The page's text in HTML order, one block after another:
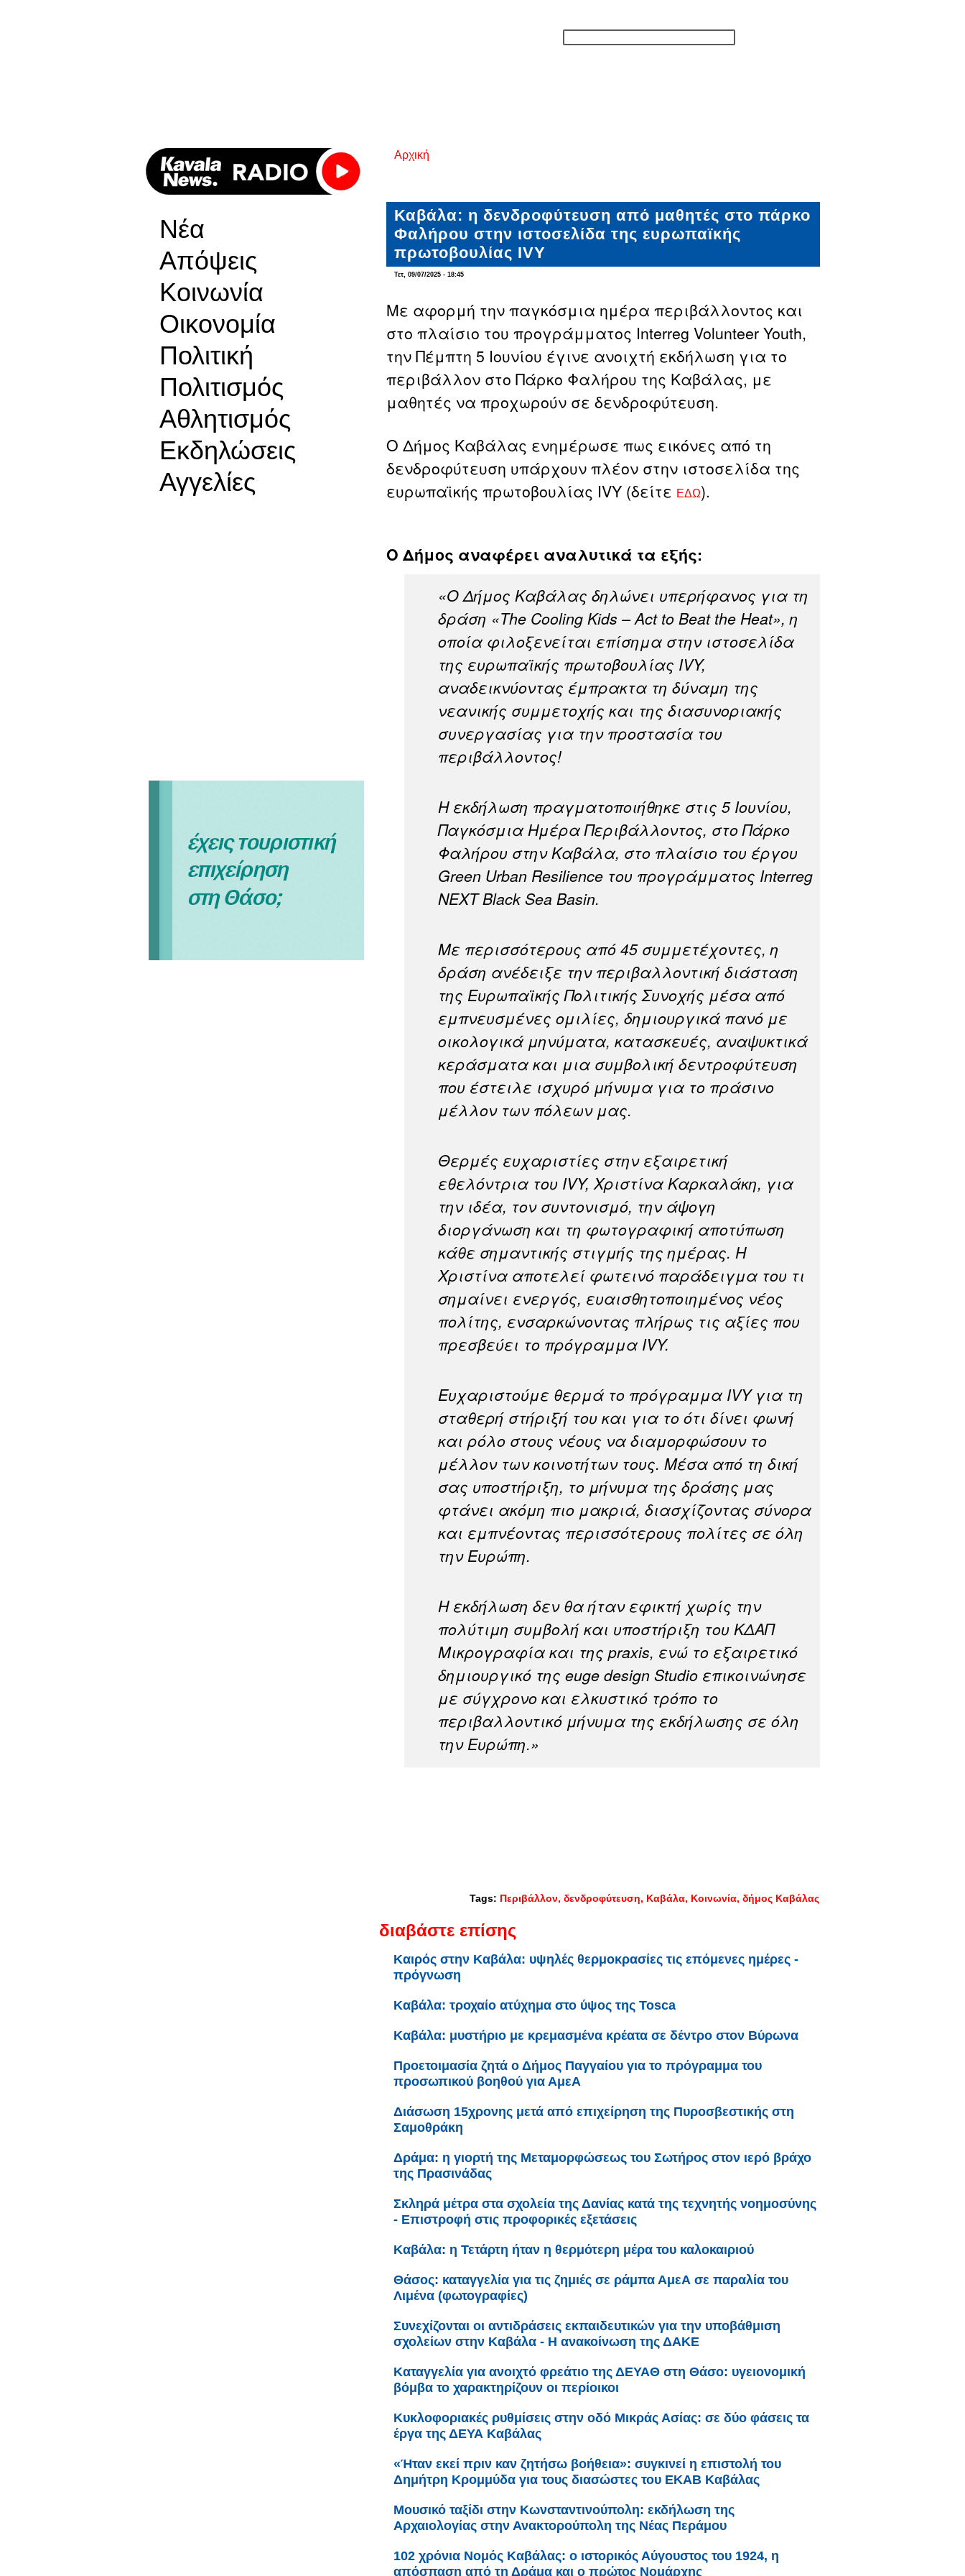
Νέα
Απόψεις
Κοινωνία
Οικονομία
Πολιτική
Πολιτισμός
Αθλητισμός
Εκδηλώσεις
Αγγελίες
Είστε εδώ
Αρχική
Καβάλα: η δενδροφύτευση από μαθητές στο πάρκο
Φαλήρου στην ιστοσελίδα της ευρωπαϊκής
πρωτοβουλίας IVY
Τετ, 09/07/2025 - 18:45
Με αφορμή την παγκόσμια ημέρα περιβάλλοντος και
στο πλαίσιο του προγράμματος Interreg Volunteer Youth,
την Πέμπτη 5 Ιουνίου έγινε ανοιχτή εκδήλωση για το
περιβάλλον στο Πάρκο Φαλήρου της Καβάλας, με
μαθητές να προχωρούν σε δενδροφύτευση.
Ο Δήμος Καβάλας ενημέρωσε πως εικόνες από τη
δενδροφύτευση υπάρχουν πλέον στην ιστοσελίδα της
ευρωπαϊκής πρωτοβουλίας IVY (δείτε ΕΔΩ).
Ο Δήμος αναφέρει αναλυτικά τα εξής:
«Ο Δήμος Καβάλας δηλώνει υπερήφανος για τη
δράση «The Cooling Kids – Act to Beat the Heat», η
οποία φιλοξενείται επίσημα στην ιστοσελίδα
της ευρωπαϊκής πρωτοβουλίας IVY,
αναδεικνύοντας έμπρακτα τη δύναμη της
νεανικής συμμετοχής και της διασυνοριακής
συνεργασίας για την προστασία του
περιβάλλοντος!
Η εκδήλωση πραγματοποιήθηκε στις 5 Ιουνίου,
Παγκόσμια Ημέρα Περιβάλλοντος, στο Πάρκο
Φαλήρου στην Καβάλα, στο πλαίσιο του έργου
Green Urban Resilience του προγράμματος Interreg
NEXT Black Sea Basin.
Με περισσότερους από 45 συμμετέχοντες, η
δράση ανέδειξε την περιβαλλοντική διάσταση
της Ευρωπαϊκής Πολιτικής Συνοχής μέσα από
εμπνευσμένες ομιλίες, δημιουργικά πανό με
οικολογικά μηνύματα, κατασκευές, αναψυκτικά
κεράσματα και μια συμβολική δεντροφύτευση
που έστειλε ισχυρό μήνυμα για το πράσινο
μέλλον των πόλεων μας.
Θερμές ευχαριστίες στην εξαιρετική
εθελόντρια του IVY, Χριστίνα Καρκαλάκη, για
την ιδέα, τον συντονισμό, την άψογη
διοργάνωση και τη φωτογραφική αποτύπωση
κάθε σημαντικής στιγμής της ημέρας. Η
Χριστίνα αποτελεί φωτεινό παράδειγμα του τι
σημαίνει ενεργός, ευαισθητοποιημένος νέος
πολίτης, ενσαρκώνοντας πλήρως τις αξίες που
πρεσβεύει το πρόγραμμα IVY.
Ευχαριστούμε θερμά το πρόγραμμα IVY για τη
σταθερή στήριξή του και για το ότι δίνει φωνή
και ρόλο στους νέους να διαμορφώσουν το
μέλλον των κοινοτήτων τους. Μέσα από τη δική
σας υποστήριξη, το μήνυμα της δράσης μας
φτάνει ακόμη πιο μακριά, διασχίζοντας σύνορα
και εμπνέοντας περισσότερους πολίτες σε όλη
την Ευρώπη.
Η εκδήλωση δεν θα ήταν εφικτή χωρίς την
πολύτιμη συμβολή και υποστήριξη του ΚΔΑΠ
Μικρογραφία και της praxis, ενώ το εξαιρετικό
δημιουργικό της euge design Studio επικοινώνησε
με σύγχρονο και ελκυστικό τρόπο το
περιβαλλοντικό μήνυμα της εκδήλωσης σε όλη
την Ευρώπη.»
Tags: Περιβάλλον δενδροφύτευση Καβάλα Κοινωνία δήμος Καβάλας
διαβάστε επίσης
Καιρός στην Καβάλα: υψηλές θερμοκρασίες τις επόμενες ημέρες -
πρόγνωση
Καβάλα: τροχαίο ατύχημα στο ύψος της Tosca
Καβάλα: μυστήριο με κρεμασμένα κρέατα σε δέντρο στον Βύρωνα
Προετοιμασία ζητά ο Δήμος Παγγαίου για το πρόγραμμα του
προσωπικού βοηθού για ΑμεΑ
Διάσωση 15χρονης μετά από επιχείρηση της Πυροσβεστικής στη
Σαμοθράκη
Δράμα: η γιορτή της Μεταμορφώσεως του Σωτήρος στον ιερό βράχο
της Πρασινάδας
Σκληρά μέτρα στα σχολεία της Δανίας κατά της τεχνητής νοημοσύνης
- Επιστροφή στις προφορικές εξετάσεις
Καβάλα: η Τετάρτη ήταν η θερμότερη μέρα του καλοκαιριού
Θάσος: καταγγελία για τις ζημιές σε ράμπα ΑμεΑ σε παραλία του
Λιμένα (φωτογραφίες)
Συνεχίζονται οι αντιδράσεις εκπαιδευτικών για την υποβάθμιση
σχολείων στην Καβάλα - Η ανακοίνωση της ΔΑΚΕ
Καταγγελία για ανοιχτό φρεάτιο της ΔΕΥΑΘ στη Θάσο: υγειονομική
βόμβα το χαρακτηρίζουν οι περίοικοι
Κυκλοφοριακές ρυθμίσεις στην οδό Μικράς Ασίας: σε δύο φάσεις τα
έργα της ΔΕΥΑ Καβάλας
«Ήταν εκεί πριν καν ζητήσω βοήθεια»: συγκινεί η επιστολή του
Δημήτρη Κρομμύδα για τους διασώστες του ΕΚΑΒ Καβάλας
Μουσικό ταξίδι στην Κωνσταντινούπολη: εκδήλωση της
Αρχαιολογίας στην Ανακτορούπολη της Νέας Περάμου
102 χρόνια Νομός Καβάλας: ο ιστορικός Αύγουστος του 1924, η
απόσπαση από τη Δράμα και ο πρώτος Νομάρχης